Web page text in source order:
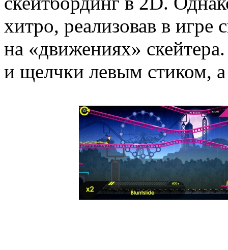
хитро, реализовав в
на «движениях»
и щелчки левым стиком,